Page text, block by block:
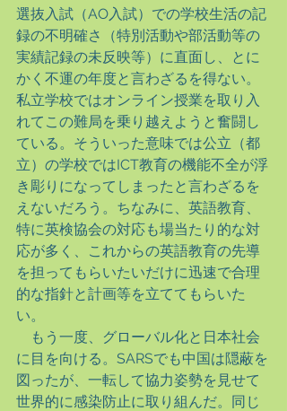
選抜入試（AO入試）での学校生活の記
録の不明確さ（特別活動や部活動等の
実績記録の未反映等）に直面し、とに
かく不運の年度と言わざるを得ない。
私立学校ではオンライン授業を取り入
れてこの難局を乗り越えようと奮闘し
ている。そういった意味では公立（都
立）の学校ではICT教育の機能不全が浮
き彫りになってしまったと言わざるを
えないだろう。ちなみに、英語教育、
特に英検協会の対応も場当たり的な対
応が多く、これからの英語教育の先導
を担ってもらいたいだけに迅速で合理
的な指針と計画等を立ててもらいた
い。
もう一度、グローバル化と日本社会
に目を向ける。SARSでも中国は隠蔽を
図ったが、一転して協力姿勢を見せて
世界的に感染防止に取り組んだ。同じ